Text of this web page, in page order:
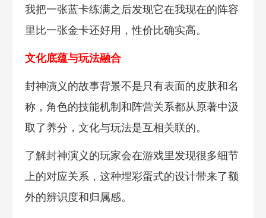
我把一张蓝卡练满之后发现它在我现在的阵容
里比一张金卡还好用，性价比确实高。
文化底蕴与玩法融合
封神演义的故事背景不是只有表面的皮肤和名
称，角色的技能机制和阵营关系都从原著中汲
取了养分，文化与玩法是互相关联的。
了解封神演义的玩家会在游戏里发现很多细节
上的对应关系，这种埋彩蛋式的设计带来了额
外的辨识度和归属感。